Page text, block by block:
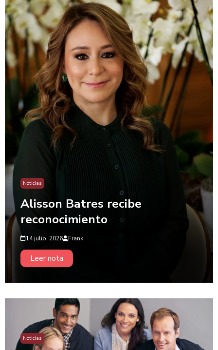
Noticias
Alisson Batres recibe
reconocimiento
14 julio, 2026 Frank
Leer nota
Noticias